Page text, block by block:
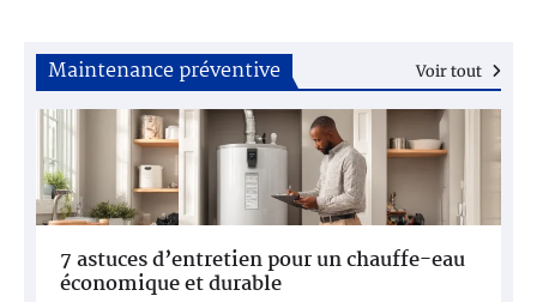
Choisir un ballon d’eau chaude économique :
guide pour réduire sa facture
Maintenance préventive Voir tout
7 astuces d’entretien pour un chauffe-eau
économique et durable